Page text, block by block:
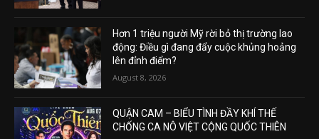
Hơn 1 triệu người Mỹ rời bỏ thị trường lao
động: Điều gì đang đẩy cuộc khủng hoảng
lên đỉnh điểm?
August 8, 2026
QUẬN CAM – BIỂU TÌNH ĐẦY KHÍ THẾ
CHỐNG CA NÔ VIỆT CỘNG QUỐC THIÊN